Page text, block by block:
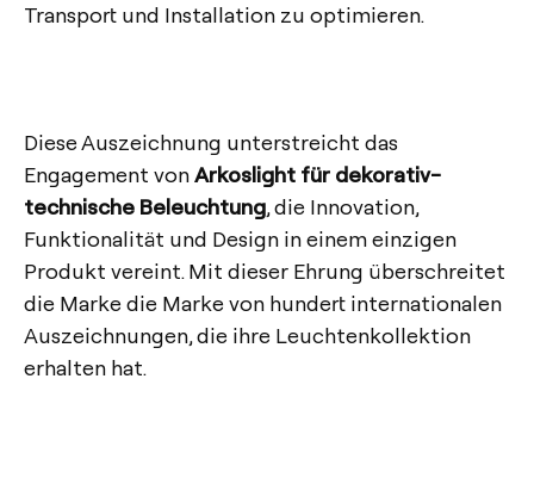
Transport und Installation zu optimieren.
Diese Auszeichnung unterstreicht das
Engagement vonArkoslight für dekorativ-
technische Beleuchtung, die Innovation,
Funktionalität und Design in einem einzigen
Produkt vereint. Mit dieser Ehrung überschreitet
die Marke die Marke von hundert internationalen
Auszeichnungen, die ihre Leuchtenkollektion
erhalten hat.